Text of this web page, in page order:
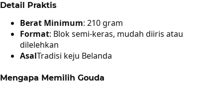
Detail Praktis
Berat Minimum: 210 gram
Format: Blok semi-keras, mudah diiris atau
dilelehkan
AsalTradisi keju Belanda
Mengapa Memilih Gouda